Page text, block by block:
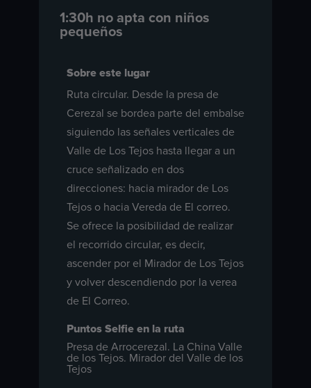
1:30h no apta con niños
pequeños
Sobre este lugar
Ruta circular. Desde la presa de
Cerezal se bordea parte del embalse
siguiendo las señales verticales de
Valle de Los Tejos hasta llegar a un
cruce señalizado en dos
direcciones: hacia mirador de Los
Tejos o hacia Vereda de El correo.
Se ofrece la posibilidad de realizar
el recorrido circular, es decir,
ascender por el Mirador de Los Tejos
y volver descendiendo por la verea
de El Correo.
Puntos Selfie en la ruta
Presa de Arrocerezal. La China Valle
de los Tejos. Mirador del Valle de los
Tejos